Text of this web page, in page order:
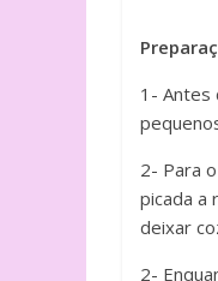
1- Antes
2- Para
picada a
deixar
2-